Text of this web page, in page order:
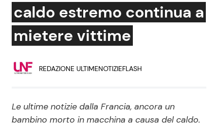
Dal Mondo
Economia
Persone Scomparse
Coppie VIP
Fiction e Serie TV
Soap Opera
caldo estremo continua a
mietere vittime
REDAZIONE ULTIMENOTIZIEFLASH
Le ultime notizie dalla Francia, ancora un
bambino morto in macchina a causa del caldo.